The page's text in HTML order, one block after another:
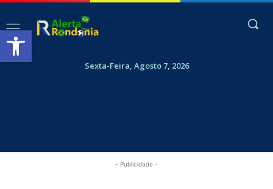
Abrir a barra de ferramentas
Sexta-Feira, Agosto 7, 2026
- Publicidade -